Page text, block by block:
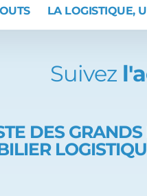
LA LOGISTIQUE,
Suivez
DES